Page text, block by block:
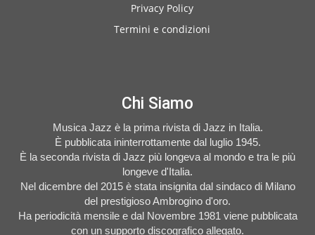
Privacy Policy
Termini e condizioni
Chi Siamo
Musica Jazz è la prima rivista di Jazz in Italia.
È pubblicata ininterrottamente dal luglio 1945.
È la seconda rivista di Jazz più longeva al mondo e tra le più
longeve d'Italia.
Nel dicembre del 2015 è stata insignita dal sindaco di Milano
del prestigioso Ambrogino d'oro.
Ha periodicità mensile e dal Novembre 1981 viene pubblicata
con un supporto discografico allegato.